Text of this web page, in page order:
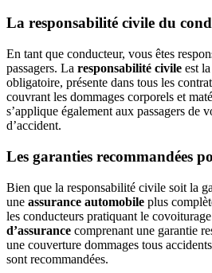
La responsabilité civile du
En tant que conducteur, vous êtes
passagers. La responsabilité civile est
obligatoire, présente dans tous les
couvrant les dommages corporels et
s’applique également aux passagers de
d’accident.
Les garanties recommandées
Bien que la responsabilité civile soit la
une assurance automobile plus
les conducteurs pratiquant le
d’assurance comprenant une garantie
une couverture dommages tous
sont recommandées.